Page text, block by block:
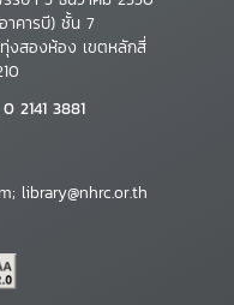
าคารบี) ชั้น 7
งสองห้อง เขตหลักสี่
2141 3881
library@nhrc.or.th